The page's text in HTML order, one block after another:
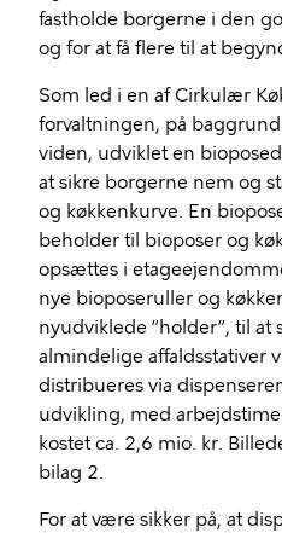
fastholde borgerne i den
og for at få flere til at
Som led i en af Cirkulær
forvaltningen, på
viden, udviklet en
at sikre borgerne nem og
og køkkenkurve. En
beholder til bioposer og
opsættes i
nye bioposeruller og
nyudviklede ”holder”, til
almindelige affaldsstativer
distribueres via
udvikling, med
kostet ca. 2,6 mio. kr.
bilag 2.
For at være sikker på, at